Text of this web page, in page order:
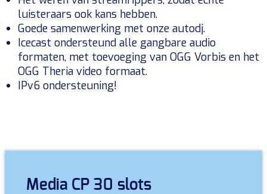
luisteraars ook kans hebben.
Goede samenwerking met onze autodj.
Icecast ondersteund alle gangbare audio
formaten, met toevoeging van OGG Vorbis en het
OGG Theria video formaat.
IPv6 ondersteuning!
Media CP 30 slots